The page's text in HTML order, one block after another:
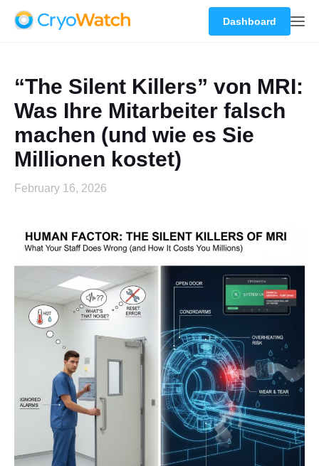
Deutsch
Dashboard
“The Silent Killers” von MRI:
Was Ihre Mitarbeiter falsch
machen (und wie es Sie
Millionen kostet)
February 16, 2026